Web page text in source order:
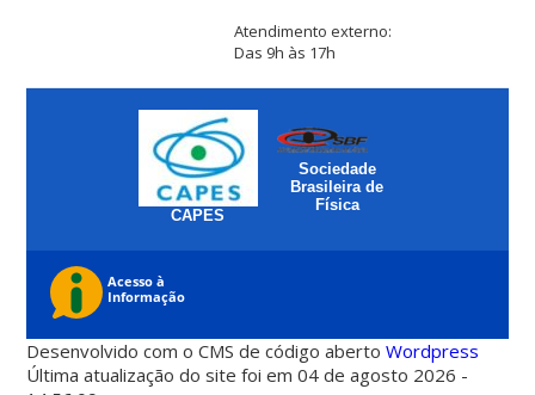
Atendimento externo:
Das 9h às 17h
CAPES
Sociedade
Brasileira de
Física
Desenvolvido com o CMS de código abertoWordpress
Última atualização do site foi em 04 de agosto 2026 -